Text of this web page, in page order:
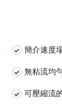
簡介速度
無粘流均
可壓縮流